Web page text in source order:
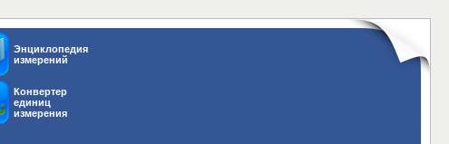
Энциклопедия
измерений
Конвертер
единиц
измерения